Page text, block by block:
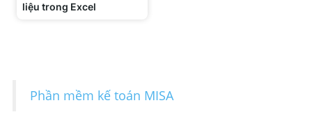
liệu trong Excel
Phần mềm kế toán MISA